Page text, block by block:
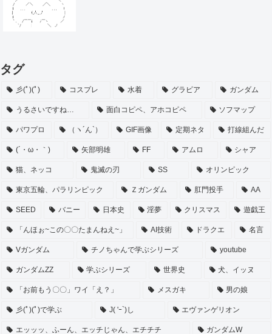
タグ
彡(ﾟ)(ﾟ) コスプレ 水着 グラビア ガンダム
うるさいですね… 面白コピペ、アホコピペ ソフマップ
パワプロ （ヽ´ん`） GIF画像 定期ネタ 打線組んだ
(´・ω・｀) 矢部明雄 FF アムロ シャア
猫、ネッコ 鬼滅の刃 SS オリンピック
東京五輪、パラリンピック Ｚガンダム 肛門投手 AA
SEED バニー 日本史 淫夢 クリスマス 遊戯王
「んほぉ~この〇〇たまんねえ~」 AI技術 ドラクエ 名言
Vガンダム チノちゃんで学ぶシリーズ youtube
ガンダムZZ 学ぶシリーズ 世界史 犬、イッヌ
「お前もう〇〇」ワイ「え？」 メスガキ 男の娘
彡(ﾟ)(ﾟ)で学ぶ J( 'ｰ`)し エヴァンゲリオン
エッッッ、ふーん、エッチじゃん、エチチチ ガンダムW